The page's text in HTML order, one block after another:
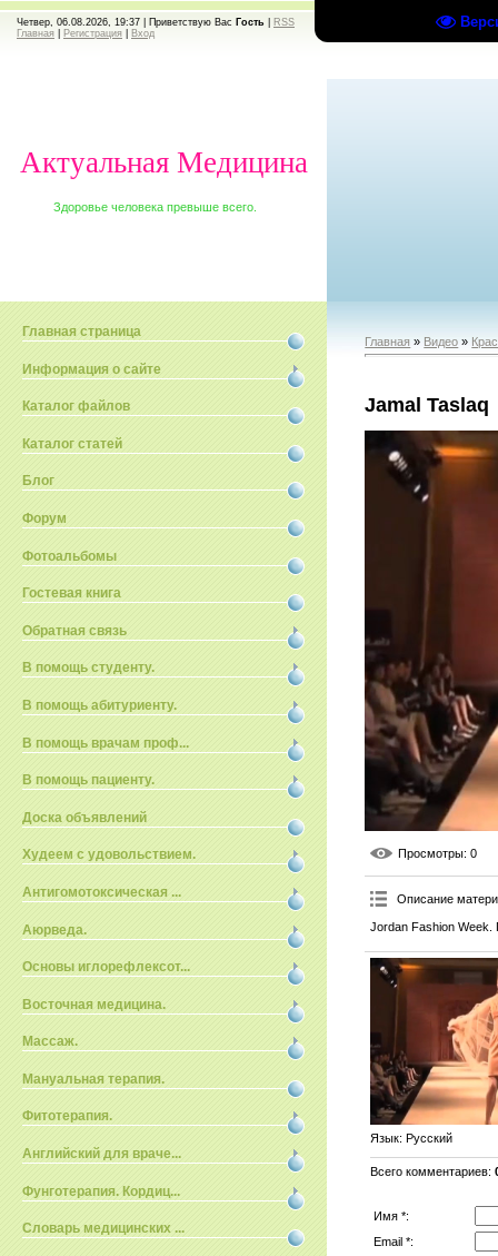
Четвер, 06.08.2026, 19:37 | Приветствую Вас Гость
RSS
Главная
Регистрация Вход
Актуальная Медицина
Здоровье человека превыше всего.
Главная страница
Информация о сайте
Каталог файлов
Каталог статей
Блог
Форум
Фотоальбомы
Гостевая книга
Обратная связь
В помощь студенту.
В помощь абитуриенту.
В помощь врачам проф...
В помощь пациенту.
Доска объявлений
Худеем с удовольствием.
Антигомотоксическая ...
Аюрведа.
Основы иглорефлексот...
Восточная медицина.
Массаж.
Мануальная терапия.
Фитотерапия.
Английский для враче...
Фунготерапия. Кордиц...
Словарь медицинских ...
Главная » Видео »
Jamal Taslaq
Просмотры: 0
Описание
Jordan Fashion Week.
Язык: Русский
Всего комментариев:
Имя *:
Email *: